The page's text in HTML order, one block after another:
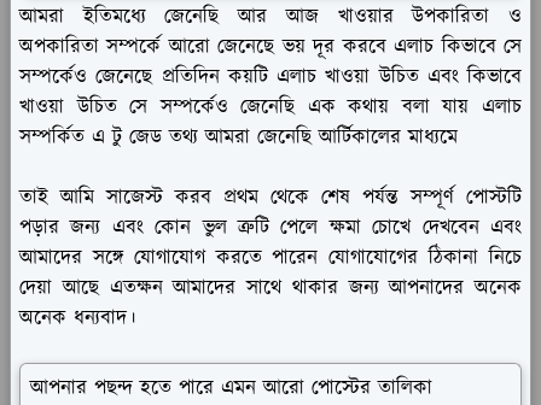
আমরা ইতিমধ্যে জেনেছি আর আজ খাওয়ার উপকারিতা ও
অপকারিতা সম্পর্কে আরো জেনেছে ভয় দূর করবে এলাচ কিভাবে সে
সম্পর্কেও জেনেছে প্রতিদিন কয়টি এলাচ খাওয়া উচিত এবং কিভাবে
খাওয়া উচিত সে সম্পর্কেও জেনেছি এক কথায় বলা যায় এলাচ
সম্পর্কিত এ টু জেড তথ্য আমরা জেনেছি আর্টিকালের মাধ্যমে
তাই আমি সাজেস্ট করব প্রথম থেকে শেষ পর্যন্ত সম্পূর্ণ পোস্টটি
পড়ার জন্য এবং কোন ভুল ত্রুটি পেলে ক্ষমা চোখে দেখবেন এবং
আমাদের সঙ্গে যোগাযোগ করতে পারেন যোগাযোগের ঠিকানা নিচে
দেয়া আছে এতক্ষন আমাদের সাথে থাকার জন্য আপনাদের অনেক
অনেক ধন্যবাদ।
আপনার পছন্দ হতে পারে এমন আরো পোস্টের তালিকা